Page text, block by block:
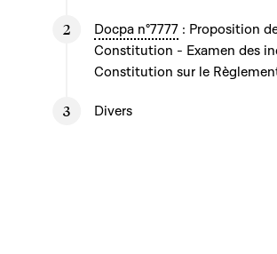
Docpa n°7777 : Proposition
Constitution - Examen des
Constitution sur le
Divers